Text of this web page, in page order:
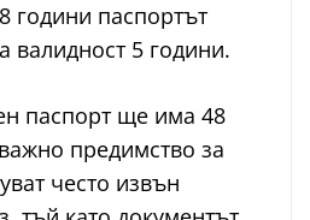
години паспортът
валидност 5 години.
паспорт ще има 48
предимство за
често извън